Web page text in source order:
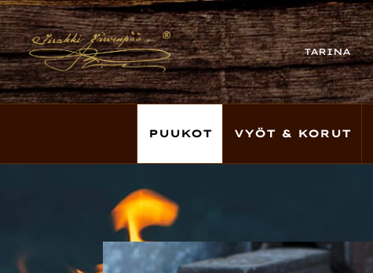
TARINA
PUUKOT VYÖT & KORUT